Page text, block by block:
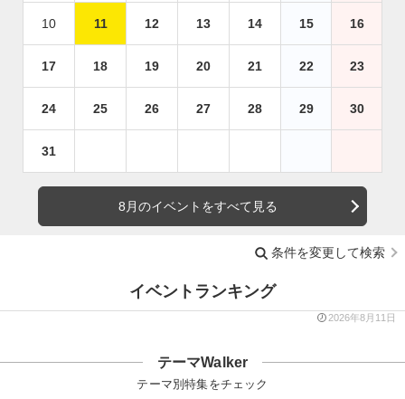
10 11 12 13 14 15 16
17 18 19 20 21 22 23
24 25 26 27 28 29 30
31
8月のイベントをすべて見る
条件を変更して検索
イベントランキング
2026年8月11日
テーマWalker
テーマ別特集をチェック